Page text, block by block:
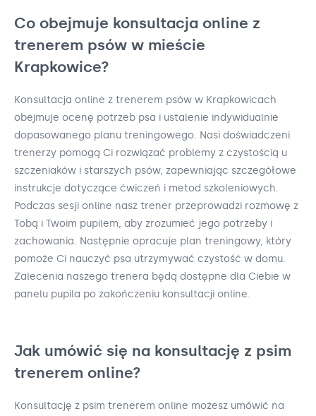
Co obejmuje konsultacja online z
trenerem psów w mieście
Krapkowice?
Konsultacja online z trenerem psów w Krapkowicach
obejmuje ocenę potrzeb psa i ustalenie indywidualnie
dopasowanego planu treningowego. Nasi doświadczeni
trenerzy pomogą Ci rozwiązać problemy z czystością u
szczeniaków i starszych psów, zapewniając szczegółowe
instrukcje dotyczące ćwiczeń i metod szkoleniowych.
Podczas sesji online nasz trener przeprowadzi rozmowę z
Tobą i Twoim pupilem, aby zrozumieć jego potrzeby i
zachowania. Następnie opracuje plan treningowy, który
pomoże Ci nauczyć psa utrzymywać czystość w domu.
Zalecenia naszego trenera będą dostępne dla Ciebie w
panelu pupila po zakończeniu konsultacji online.
Jak umówić się na konsultację z psim
trenerem online?
Konsultację z psim trenerem online możesz umówić na